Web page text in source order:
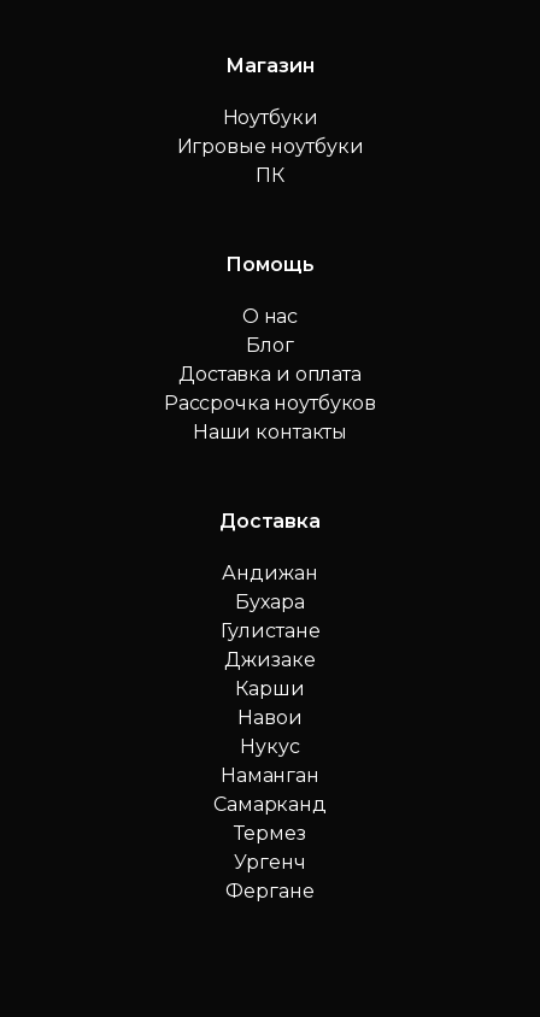
Магазин
Ноутбуки
Игровые ноутбуки
ПК
Помощь
О нас
Блог
Доставка и оплата
Рассрочка ноутбуков
Наши контакты
Доставка
Андижан
Бухара
Гулистане
Джизаке
Карши
Навои
Нукус
Наманган
Самарканд
Термез
Ургенч
Фергане